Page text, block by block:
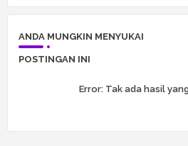
ANDA MUNGKIN MENYUKAI
POSTINGAN INI
Error: Tak ada hasil